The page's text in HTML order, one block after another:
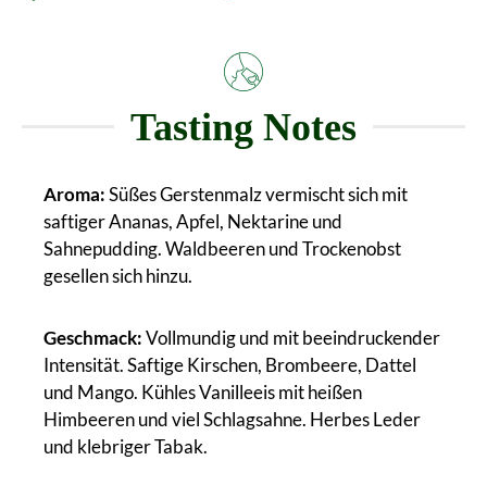
Tasting Notes
Aroma:Süßes Gerstenmalz vermischt sich mit
saftiger Ananas, Apfel, Nektarine und
Sahnepudding. Waldbeeren und Trockenobst
gesellen sich hinzu.
Geschmack:Vollmundig und mit beeindruckender
Intensität. Saftige Kirschen, Brombeere, Dattel
und Mango. Kühles Vanilleeis mit heißen
Himbeeren und viel Schlagsahne. Herbes Leder
und klebriger Tabak.